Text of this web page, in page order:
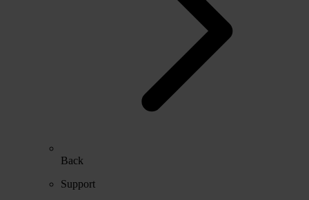
Back
Support